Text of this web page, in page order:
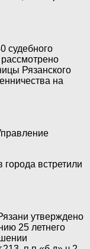
судебного
Рязанского
на
города встретили
утверждено
25 летнего